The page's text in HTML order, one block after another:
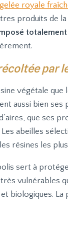
gelée royale
produits de la
totalement
par
végétale que
aussi bien
que ses
abeilles
résines les
sert à
vulnérables
biologiques.